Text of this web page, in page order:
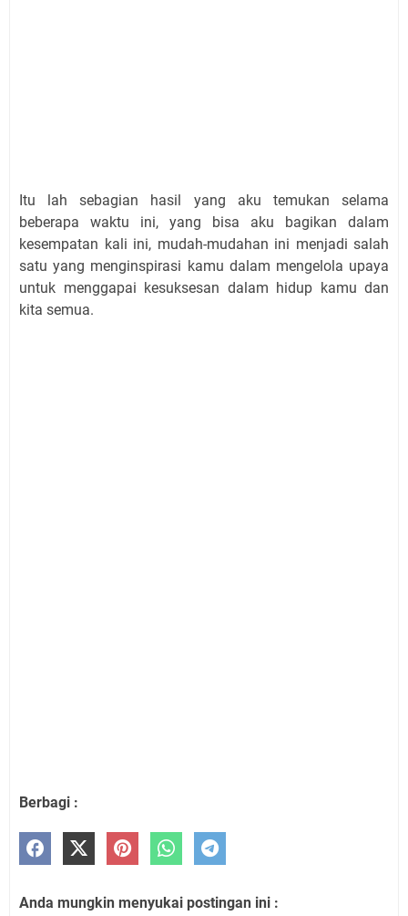
Itu lah sebagian hasil yang aku temukan selama
beberapa waktu ini, yang bisa aku bagikan dalam
kesempatan kali ini, mudah-mudahan ini menjadi salah
satu yang menginspirasi kamu dalam mengelola upaya
untuk menggapai kesuksesan dalam hidup kamu dan
kita semua.
Berbagi :
Anda mungkin menyukai postingan ini :